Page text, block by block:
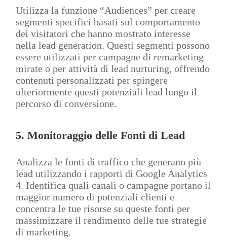
Utilizza la funzione “Audiences” per creare
segmenti specifici basati sul comportamento
dei visitatori che hanno mostrato interesse
nella lead generation. Questi segmenti possono
essere utilizzati per campagne di remarketing
mirate o per attività di lead nurturing, offrendo
contenuti personalizzati per spingere
ulteriormente questi potenziali lead lungo il
percorso di conversione.
5.Monitoraggio delle Fonti di Lead
Analizza le fonti di traffico che generano più
lead utilizzando i rapporti di Google Analytics
4. Identifica quali canali o campagne portano il
maggior numero di potenziali clienti e
concentra le tue risorse su queste fonti per
massimizzare il rendimento delle tue strategie
di marketing.